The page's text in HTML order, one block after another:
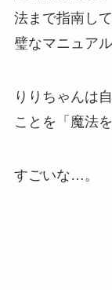
法まで指南し
璧なマニュア
りりちゃんは
ことを「魔法
すごいな…。